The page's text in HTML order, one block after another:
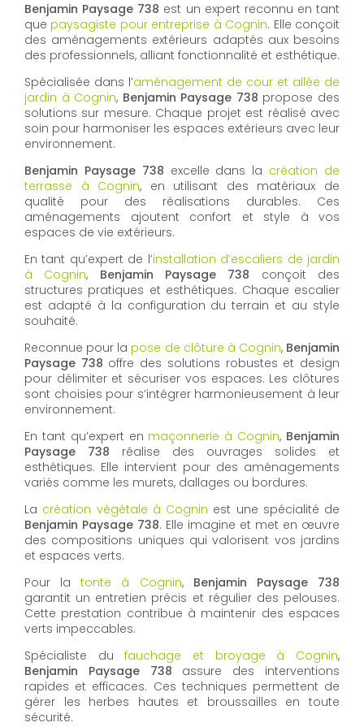
Benjamin Paysage 738 est un expert reconnu en tant
que paysagiste pour entreprise à Cognin. Elle conçoit
des aménagements extérieurs adaptés aux besoins
des professionnels, alliant fonctionnalité et esthétique.
Spécialisée dans l’aménagement de cour et allée de
jardin à Cognin, Benjamin Paysage 738 propose des
solutions sur mesure. Chaque projet est réalisé avec
soin pour harmoniser les espaces extérieurs avec leur
environnement.
Benjamin Paysage 738 excelle dans la création de
terrasse à Cognin, en utilisant des matériaux de
qualité pour des réalisations durables. Ces
aménagements ajoutent confort et style à vos
espaces de vie extérieurs.
En tant qu’expert de l’installation d’escaliers de jardin
à Cognin, Benjamin Paysage 738 conçoit des
structures pratiques et esthétiques. Chaque escalier
est adapté à la configuration du terrain et au style
souhaité.
Reconnue pour la pose de clôture à Cognin, Benjamin
Paysage 738 offre des solutions robustes et design
pour délimiter et sécuriser vos espaces. Les clôtures
sont choisies pour s’intégrer harmonieusement à leur
environnement.
En tant qu’expert en maçonnerie à Cognin, Benjamin
Paysage 738 réalise des ouvrages solides et
esthétiques. Elle intervient pour des aménagements
variés comme les murets, dallages ou bordures.
La création végétale à Cognin est une spécialité de
Benjamin Paysage 738. Elle imagine et met en œuvre
des compositions uniques qui valorisent vos jardins
et espaces verts.
Pour latonte à Cognin, Benjamin Paysage 738
garantit un entretien précis et régulier des pelouses.
Cette prestation contribue à maintenir des espaces
verts impeccables.
Spécialiste dufauchage et broyage à Cognin,
Benjamin Paysage 738 assure des interventions
rapides et efficaces. Ces techniques permettent de
gérer les herbes hautes et broussailles en toute
sécurité.